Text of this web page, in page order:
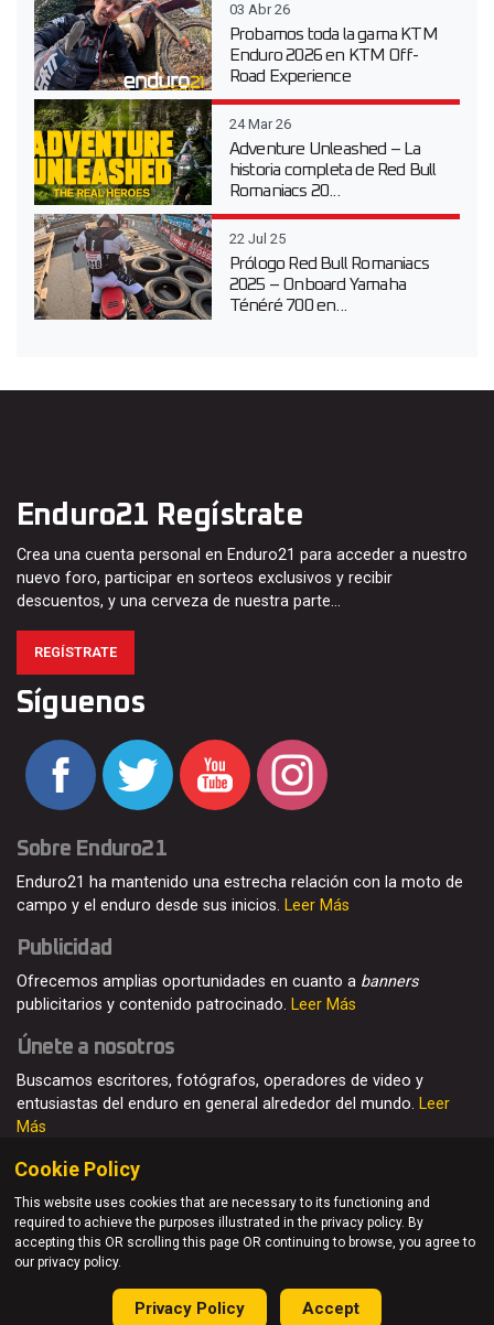
03 Abr 26
Probamos toda la gama KTM
Enduro 2026 en KTM Off-
Road Experience
24 Mar 26
Adventure Unleashed – La
historia completa de Red Bull
Romaniacs 20...
22 Jul 25
Prólogo Red Bull Romaniacs
2025 – Onboard Yamaha
Ténéré 700 en...
Enduro21 Regístrate
Crea una cuenta personal en Enduro21 para acceder a nuestro
nuevo foro, participar en sorteos exclusivos y recibir
descuentos, y una cerveza de nuestra parte…
REGÍSTRATE
Síguenos
Sobre Enduro21
Enduro21 ha mantenido una estrecha relación con la moto de
campo y el enduro desde sus inicios. Leer Más
Publicidad
Ofrecemos amplias oportunidades en cuanto a banners
publicitarios y contenido patrocinado. Leer Más
Únete a nosotros
Buscamos escritores, fotógrafos, operadores de video y
entusiastas del enduro en general alrededor del mundo. Leer
Más
© Enduro21 / Future7Media Limited. Todos los derechos
reservados
Quienes somos Contacto Únete Publicidad
Privacy Policy
Cookie Policy
This website uses cookies that are necessary to its functioning and
required to achieve the purposes illustrated in the privacy policy. By
accepting this OR scrolling this page OR continuing to browse, you agree to
our privacy policy.
Privacy Policy Accept